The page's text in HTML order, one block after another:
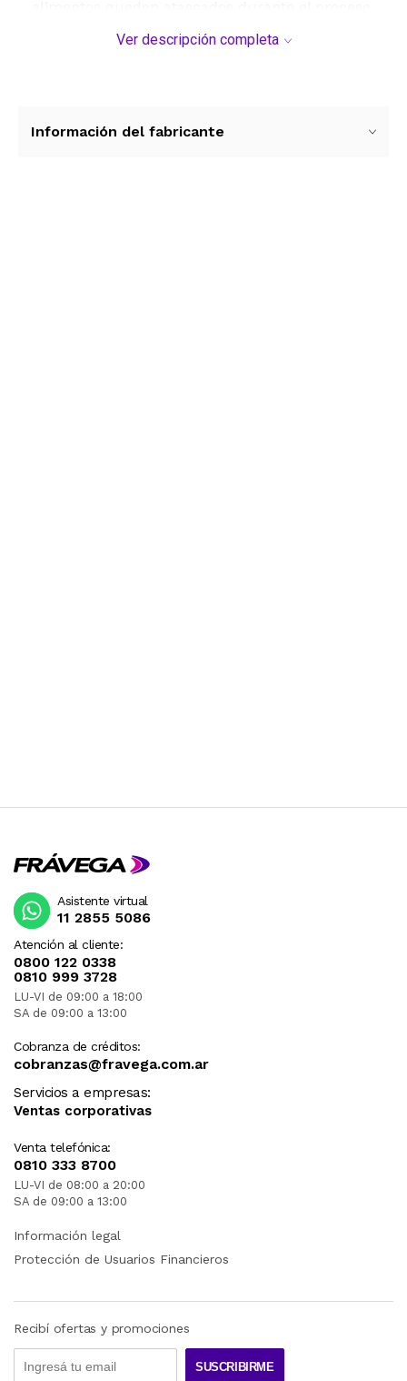
El set incluye un vaso de precipitados de 700 ml
lavavajillas, lo que simplifica notablemente la
Ver descripción completa
Información del fabricante
Atención al cliente:
0800 122 0338
0810 999 3728
LU-VI de 09:00 a 18:00
SA de 09:00 a 13:00
Cobranza de créditos:
cobranzas@fravega.com.ar
Servicios a empresas:
Ventas corporativas
Venta telefónica:
0810 333 8700
LU-VI de 08:00 a 20:00
SA de 09:00 a 13:00
Asistente virtual
11 2855 5086
Información legal
Protección de Usuarios Financieros
Recibí ofertas y promociones
SUSCRIBIRME